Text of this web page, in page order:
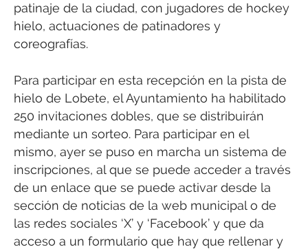
patinaje de la ciudad, con jugadores de hockey
hielo, actuaciones de patinadores y
coreografías.
Para participar en esta recepción en la pista de
hielo de Lobete, el Ayuntamiento ha habilitado
250 invitaciones dobles, que se distribuirán
mediante un sorteo. Para participar en el
mismo, ayer se puso en marcha un sistema de
inscripciones, al que se puede acceder a través
de un enlace que se puede activar desde la
sección de noticias de la web municipal o de
las redes sociales ‘X’ y ‘Facebook’ y que da
acceso a un formulario que hay que rellenar y